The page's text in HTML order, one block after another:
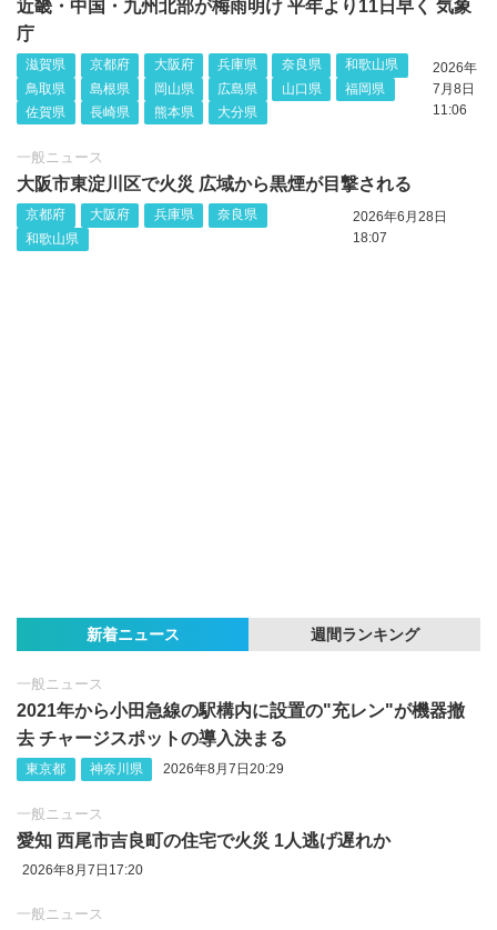
近畿・中国・九州北部が梅雨明け 平年より11日早く 気象
庁
滋賀県 京都府 大阪府 兵庫県 奈良県
和歌山県
鳥取県
島根県 岡山県 広島県 山口県
福岡県
佐賀県
長崎県 熊本県 大分県
2026年
7月8日
11:06
一般ニュース
大阪市東淀川区で火災 広域から黒煙が目撃される
京都府 大阪府 兵庫県
奈良県
和歌山県
2026年6月28日
18:07
新着ニュース 週間ランキング
一般ニュース
2021年から小田急線の駅構内に設置の"充レン"が機器撤
去 チャージスポットの導入決まる
東京都 神奈川県 2026年8月7日20:29
一般ニュース
愛知 西尾市吉良町の住宅で火災 1人逃げ遅れか
2026年8月7日17:20
一般ニュース